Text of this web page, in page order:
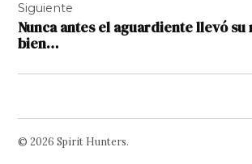
Siguiente
Nunca antes el aguardiente llevó su
bien…
© 2026 Spirit Hunters.